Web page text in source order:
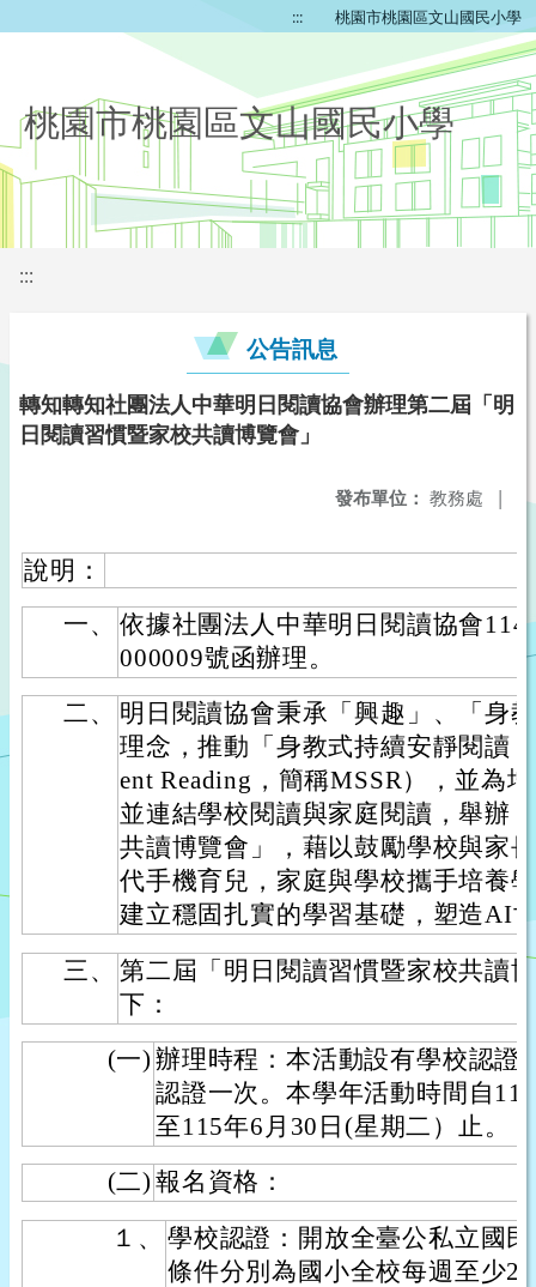
::: 桃園市桃園區文山國民小學
桃園市桃園區文山國民小學
:::
公告訊息
轉知轉知社團法人中華明日閱讀協會辦理第二屆「明
日閱讀習慣暨家校共讀博覽會」
發布單位： 教務處 |
說明：
一、
依據社團法人中華明日閱讀協會
000009號函辦理。
二、
明日閱讀協會秉承「興趣」、「身
理念，推動「身教式持續安靜閱讀
ent Reading，簡稱MSSR），並為
並連結學校閱讀與家庭閱讀，舉辦
共讀博覽會」，藉以鼓勵學校與家
代手機育兒，家庭與學校攜手培養
建立穩固扎實的學習基礎，塑造AI
三、
第二屆「明日閱讀習慣暨家校共讀
下：
(一) 辦理時程：本活動設有學校認證
認證一次。本學年活動時間自
至115年6月30日(星期二）止。
(二) 報名資格：
１、
學校認證：開放全臺公私立國
條件分別為國小全校每週至少2